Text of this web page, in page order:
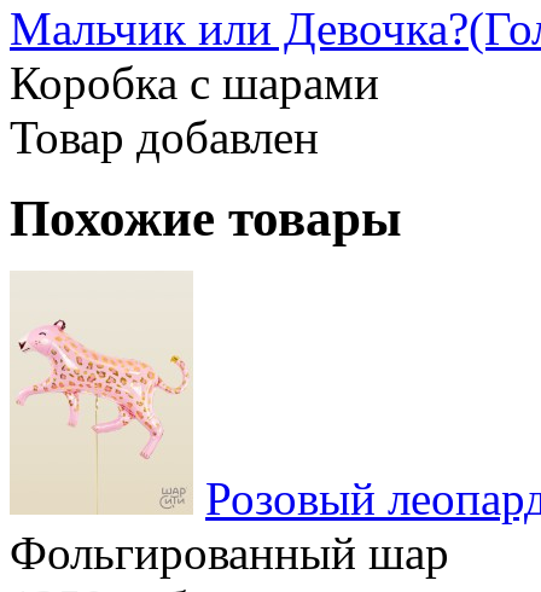
Мальчик или
Коробка с шарами
Товар добавлен
Похожие товары
Розовый
Фольгированный шар